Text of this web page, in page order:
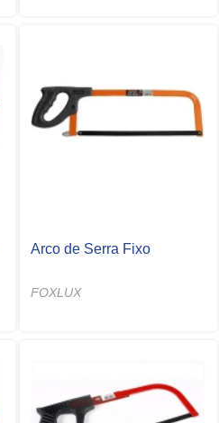
Arco de Serra Fixo
FOXLUX